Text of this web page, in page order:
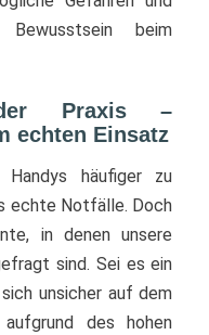
beim
Praxis –
echten Einsatz
häufiger zu
echte Notfälle. Doch
in denen unsere
sind. Sei es ein
unsicher auf dem
des hohen